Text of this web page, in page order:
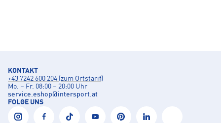
KONTAKT
+43 7242 600 204 (zum Ortstarif)
Mo. – Fr. 08:00 – 20:00 Uhr
service.eshop@intersport.at
FOLGE UNS